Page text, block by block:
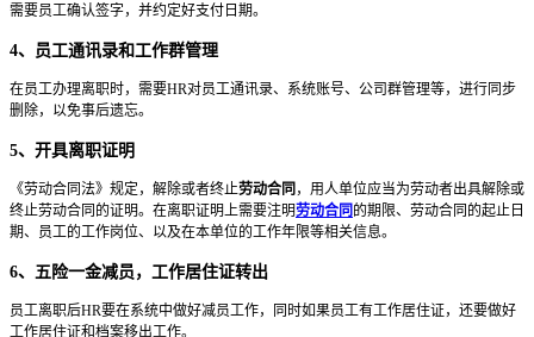
需要员工确认签字，并约定好支付日期。
4、员工通讯录和工作群管理
在员工办理离职时，需要HR对员工通讯录、系统账号、公司群管理等，进行同步
删除，以免事后遗忘。
5、开具离职证明
《劳动合同法》规定，解除或者终止劳动合同 ，用人单位应当为劳动者出具解除或
终止劳动合同的证明。在离职证明上需要注明劳动合同 的期限、劳动合同的起止日
期、员工的工作岗位、以及在本单位的工作年限等相关信息。
6、五险一金减员，工作居住证转出
员工离职后HR要在系统中做好减员工作，同时如果员工有工作居住证，还要做好
工作居住证和档案移出工作。